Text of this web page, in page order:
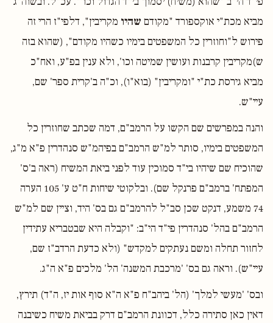
מביא מכת"י אוקספורד "מקודם שהיו מקריבין", דלפי"ז הרי זה
פירוש ל"וחוזרין כל המשפטים בימיו כשהיו מקודם", (שהוא בזה
ש)מקריבין קרבנות ועושין שמיטה וכו', ולא ענין בפ"ע, ואח"כ
מביא גירסת כת"י "ומקריבין" (בוא"ו), וכ"ה ב'קרית ספר' שם,
עיי"ש.
והנה במפרשים שם הקשו על הרמב"ם, דמה שכתב שחוזרין כל
המשפטים בימיו, סותר למ"ש הרמב"ם בפיהמ"ש סנהדרין פ"א מ"ג,
שהוכיח שם שיהיו בי"ד סמוכין עוד לפני ביאת המשיח (ראה ב'ס'
המפתח' ברמב"ם פרנקל שם). ובלקוטי שיחות ח"ט ע' 105 הערה
74 משמע, דנקט שכן סב"ל להרמב"ם גם בס' היד, וציין שם למ"ש
הרמב"ם בהל' סנהדרין פי"ד הי"ב: "וקבלה היא שבטבריא עתידין
לחזור תחלה ומשם נעתקים למקדש" (ולא כדעת הרדב"ז שם,
עיי"ש). וראה גם בס' 'מרכבת המשנה' הל' מלכים פ"א ה"ג.
ובס' 'מעשי למלך' (הל' ביהב"ח פ"א ה"א סוף אות יז, ה"ד) תירץ,
דאין כאן סתירה כלל, דכוונת הרמב"ם דרק בביאת משיח כשיבנה